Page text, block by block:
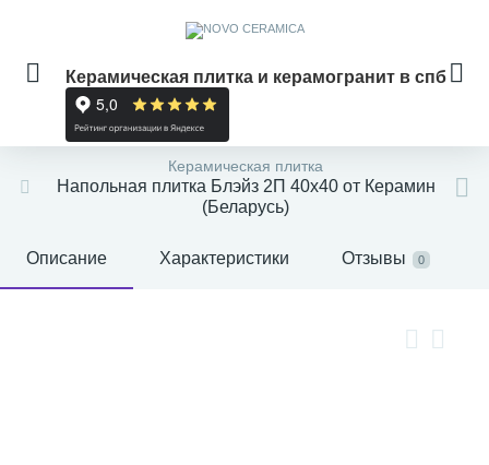
Керамическая плитка и керамогранит в спб
Керамическая плитка
Напольная плитка Блэйз 2П 40x40 от Керамин
(Беларусь)
Описание Характеристики Отзывы 0